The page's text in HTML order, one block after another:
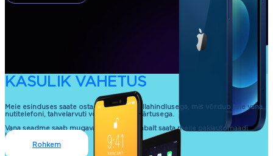
KASULIK VAHETUS
Meie esinduses saate osta uue seadme allahindlusega, mis võrdub teie vana
nutitelefoni, tahvelarvuti või sülearvuti väärtusega.
Vana seadme saab mugavalt ja kontaktivabalt saata meile pakiautomaadi
kaudu.
Rohkem